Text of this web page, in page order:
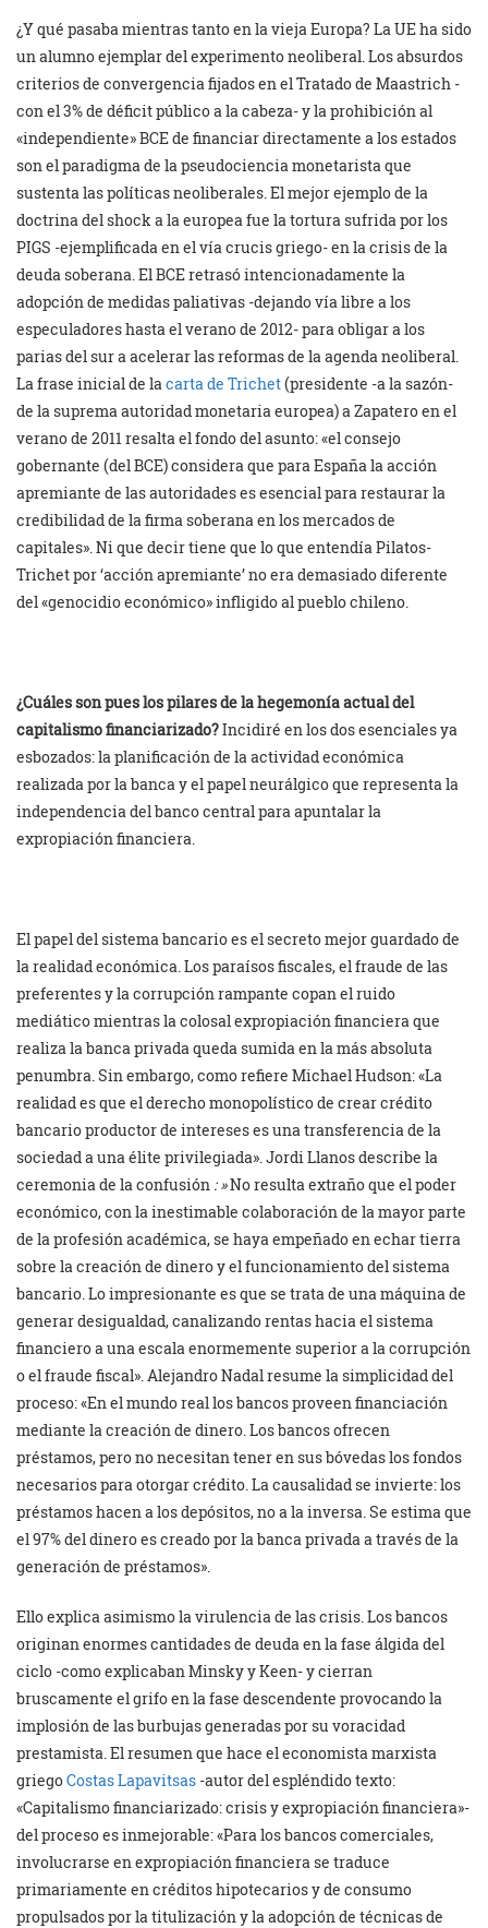
¿Y qué pasaba mientras tanto en la vieja Europa? La UE ha sido
un alumno ejemplar del experimento neoliberal. Los absurdos
criterios de convergencia fijados en el Tratado de Maastrich -
con el 3% de déficit público a la cabeza- y la prohibición al
«independiente» BCE de financiar directamente a los estados
son el paradigma de la pseudociencia monetarista que
sustenta las políticas neoliberales. El mejor ejemplo de la
doctrina del shock a la europea fue la tortura sufrida por los
PIGS -ejemplificada en el vía crucis griego- en la crisis de la
deuda soberana. El BCE retrasó intencionadamente la
adopción de medidas paliativas -dejando vía libre a los
especuladores hasta el verano de 2012- para obligar a los
parias del sur a acelerar las reformas de la agenda neoliberal.
La frase inicial de lacarta de Trichet(presidente -a la sazón-
de la suprema autoridad monetaria europea) a Zapatero en el
verano de 2011 resalta el fondo del asunto: «el consejo
gobernante (del BCE) considera que para España la acción
apremiante de las autoridades es esencial para restaurar la
credibilidad de la firma soberana en los mercados de
capitales». Ni que decir tiene que lo que entendía Pilatos-
Trichet por ‘acción apremiante’ no era demasiado diferente
del «genocidio económico» infligido al pueblo chileno.
¿Cuáles son pues los pilares de la hegemonía actual del
capitalismo financiarizado?Incidiré en los dos esenciales ya
esbozados: la planificación de la actividad económica
realizada por la banca y el papel neurálgico que representa la
independencia del banco central para apuntalar la
expropiación financiera.
El papel del sistema bancario es el secreto mejor guardado de
la realidad económica. Los paraísos fiscales, el fraude de las
preferentes y la corrupción rampante copan el ruido
mediático mientras la colosal expropiación financiera que
realiza la banca privada queda sumida en la más absoluta
penumbra. Sin embargo, como refiere Michael Hudson: «La
realidad es que el derecho monopolístico de crear crédito
bancario productor de intereses es una transferencia de la
sociedad a una élite privilegiada». Jordi Llanos describe la
ceremonia de la confusión : »No resulta extraño que el poder
económico, con la inestimable colaboración de la mayor parte
de la profesión académica, se haya empeñado en echar tierra
sobre la creación de dinero y el funcionamiento del sistema
bancario. Lo impresionante es que se trata de una máquina de
generar desigualdad, canalizando rentas hacia el sistema
financiero a una escala enormemente superior a la corrupción
o el fraude fiscal». Alejandro Nadal resume la simplicidad del
proceso: «En el mundo real los bancos proveen financiación
mediante la creación de dinero. Los bancos ofrecen
préstamos, pero no necesitan tener en sus bóvedas los fondos
necesarios para otorgar crédito. La causalidad se invierte: los
préstamos hacen a los depósitos, no a la inversa. Se estima que
el 97% del dinero es creado por la banca privada a través de la
generación de préstamos».
Ello explica asimismo la virulencia de las crisis. Los bancos
originan enormes cantidades de deuda en la fase álgida del
ciclo -como explicaban Minsky y Keen- y cierran
bruscamente el grifo en la fase descendente provocando la
implosión de las burbujas generadas por su voracidad
prestamista. El resumen que hace el economista marxista
griegoCostas Lapavitsas -autor del espléndido texto:
«Capitalismo financiarizado: crisis y expropiación financiera»-
del proceso es inmejorable: «Para los bancos comerciales,
involucrarse en expropiación financiera se traduce
primariamente en créditos hipotecarios y de consumo
propulsados por la titulización y la adopción de técnicas de